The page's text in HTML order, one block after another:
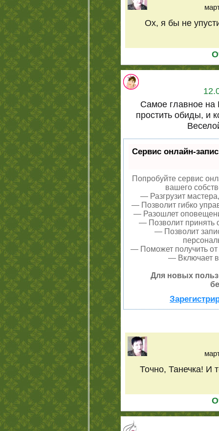
Ох, я бы не
Самое главное на
простить обиды, и
Сервис онлайн-
Попробуйте сервис
вашего
— Разгрузит
— Позволит гибко
— Разошлет
— Позволит принять
— Позволит
— Поможет получить от
— Включает
Для новых
Точно, Танечка! И